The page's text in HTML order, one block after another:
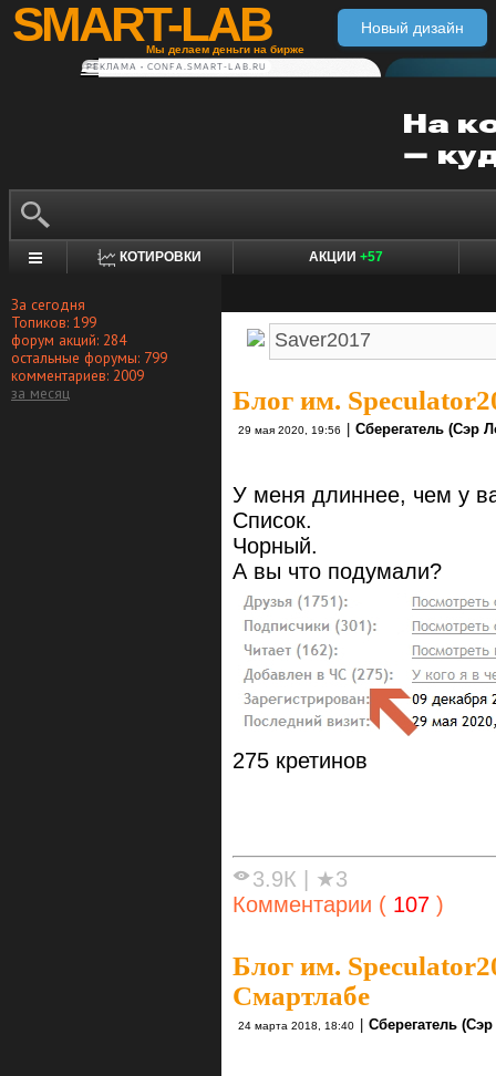
SMART-LAB
Мы делаем деньги на бирже
Новый дизайн
РЕКЛАМА • CONFA.SMART-LAB.RU
КОТИРОВКИ АКЦИИ +57
За сегодня
Топиков: 199
форум акций: 284
остальные форумы: 799
комментариев: 2009
за месяц
Блог им.
29 мая 2020, 19:56 Сберегатель (Сэр
У меня длиннее, чем у
Список.
Чорный.
А вы что подумали?
275 кретинов
3.9К | ★3
Комментарии ( 107 )
Блог им.
Смартлабе
24 марта 2018, 18:40 | Сберегатель